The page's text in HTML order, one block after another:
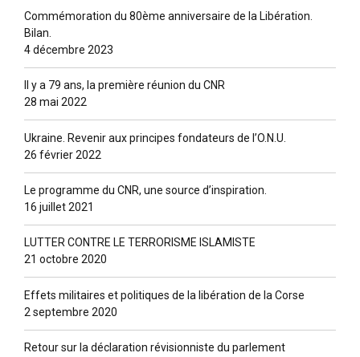
Commémoration du 80ème anniversaire de la Libération.
Bilan.
4 décembre 2023
Il y a 79 ans, la première réunion du CNR
28 mai 2022
Ukraine. Revenir aux principes fondateurs de l’O.N.U.
26 février 2022
Le programme du CNR, une source d’inspiration.
16 juillet 2021
LUTTER CONTRE LE TERRORISME ISLAMISTE
21 octobre 2020
Effets militaires et politiques de la libération de la Corse
2 septembre 2020
Retour sur la déclaration révisionniste du parlement